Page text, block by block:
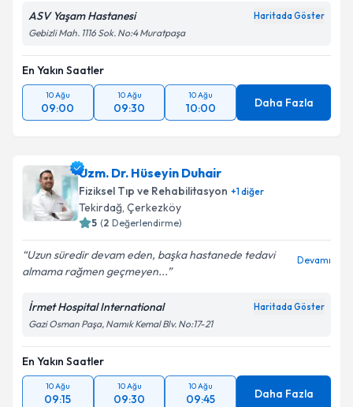
ASV Yaşam Hastanesi Haritada Göster
Gebizli Mah. 1116 Sok. No:4 Muratpaşa
En Yakın Saatler
10 Ağu
09:00
10 Ağu
09:30
10 Ağu
10:00 Daha Fazla
Uzm. Dr. Hüseyin Duhair
Fiziksel Tıp ve Rehabilitasyon +1diğer
Tekirdağ, Çerkezköy
5 (2 Değerlendirme)
Uzun süredir devam eden, başka hastanede tedavi
almama rağmen geçmeyen...
Devamı
İrmet Hospital International Haritada Göster
Gazi Osman Paşa, Namık Kemal Blv. No:17-21
En Yakın Saatler
10 Ağu
09:15
10 Ağu
09:30
10 Ağu
09:45 Daha Fazla